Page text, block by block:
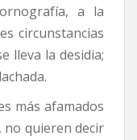
a la
circunstancias
lleva la desidia;
más afamados
no quieren decir